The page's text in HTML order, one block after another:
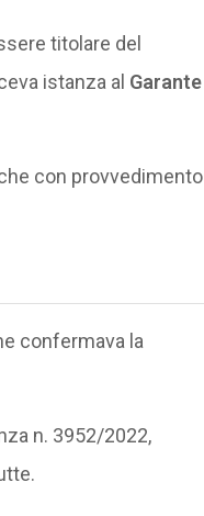
titolare del
istanza al Garante
con provvedimento
confermava la
n. 3952/2022,